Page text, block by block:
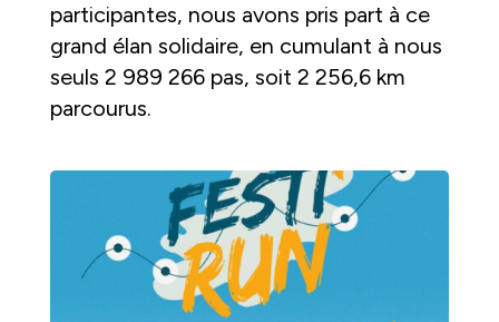
participantes, nous avons pris part à ce
grand élan solidaire, en cumulant à nous
seuls 2 989 266 pas, soit 2 256,6 km
parcourus.